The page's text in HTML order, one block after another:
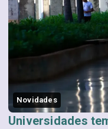
Novidades
Universidades